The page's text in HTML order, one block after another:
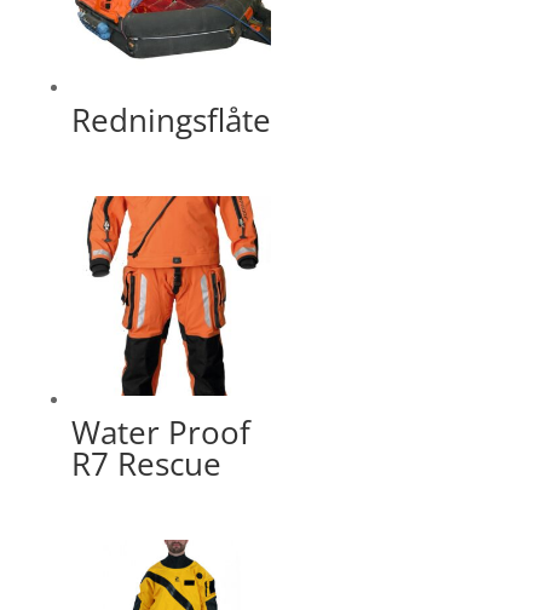
Redningsflåte
Water Proof
R7 Rescue